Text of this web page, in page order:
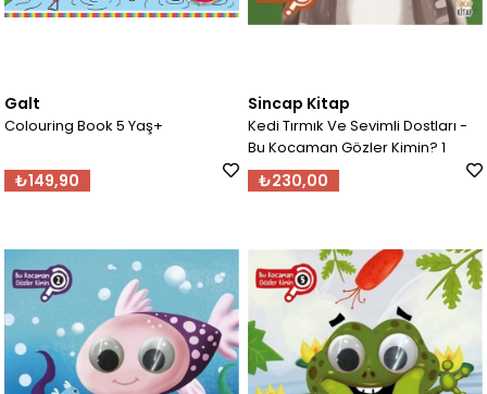
Galt
Colouring Book 5 Yaş+
₺149,90
Sincap Kitap
Kedi Tırmık Ve Sevimli Dostları -
Bu Kocaman Gözler Kimin? 1
₺230,00